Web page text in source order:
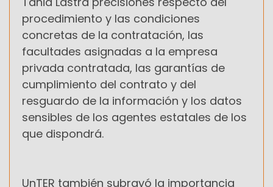
procedimiento y las condiciones
concretas de la contratación, las
facultades asignadas a la empresa
privada contratada, las garantías de
cumplimiento del contrato y del
resguardo de la información y los datos
sensibles de los agentes estatales de los
que dispondrá.
UnTER también subrayó la importancia